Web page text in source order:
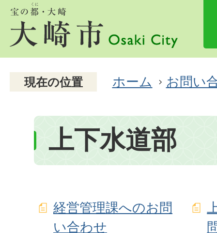
現在の位置 ホーム お問い
上下水道部
経営管理課へのお問
い合わせ